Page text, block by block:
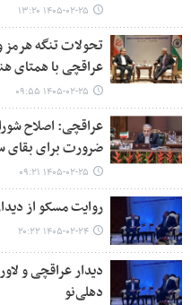
۱۴۰۵-۰۲-۲۵ ۱۳:۲۰
عراقچی با همتای
۱۴۰۵-۰۲-۲۵ ۰۹:۵۵
عراقچی: اصلاح
ضرورت برای بقای
۱۴۰۵-۰۲-۲۵ ۰۹:۲۱
روایت مسکو از
۱۴۰۵-۰۲-۲۴ ۲۰:۲۲
دیدار عراقچی و
دهلی‌نو